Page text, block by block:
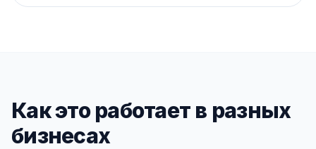
Как это работает в разных
бизнесах